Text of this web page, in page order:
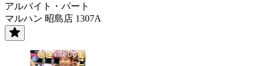
アルバイト・パート
マルハン 昭島店 1307A